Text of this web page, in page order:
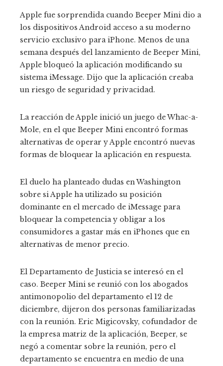
Apple fue sorprendida cuando Beeper Mini dio a
los dispositivos Android acceso a su moderno
servicio exclusivo para iPhone. Menos de una
semana después del lanzamiento de Beeper Mini,
Apple bloqueó la aplicación modificando su
sistema iMessage. Dijo que la aplicación creaba
un riesgo de seguridad y privacidad.
La reacción de Apple inició un juego de Whac-a-
Mole, en el que Beeper Mini encontró formas
alternativas de operar y Apple encontró nuevas
formas de bloquear la aplicación en respuesta.
El duelo ha planteado dudas en Washington
sobre si Apple ha utilizado su posición
dominante en el mercado de iMessage para
bloquear la competencia y obligar a los
consumidores a gastar más en iPhones que en
alternativas de menor precio.
El Departamento de Justicia se interesó en el
caso. Beeper Mini se reunió con los abogados
antimonopolio del departamento el 12 de
diciembre, dijeron dos personas familiarizadas
con la reunión. Eric Migicovsky, cofundador de
la empresa matriz de la aplicación, Beeper, se
negó a comentar sobre la reunión, pero el
departamento se encuentra en medio de una